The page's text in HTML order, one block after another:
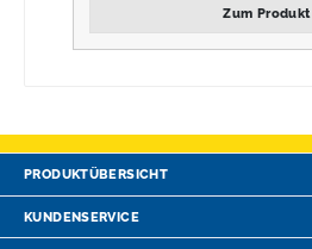
Zum Produkt
PRODUKTÜBERSICHT
KUNDENSERVICE